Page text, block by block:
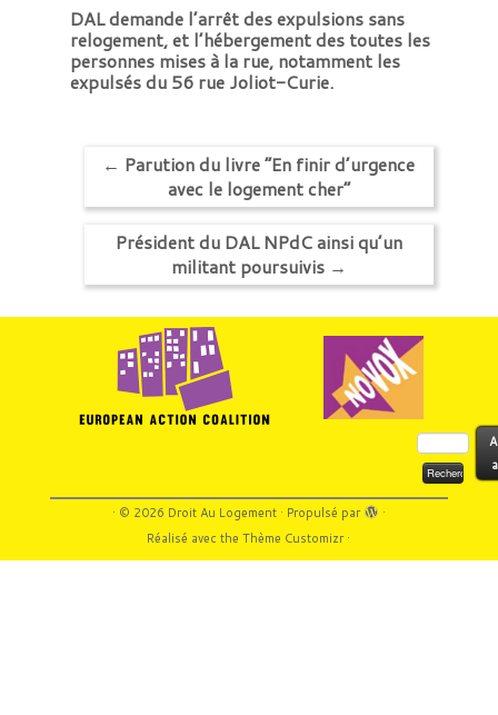
DAL demande l’arrêt des expulsions sans
relogement, et l’hébergement des toutes les
personnes mises à la rue, notamment les
expulsés du 56 rue Joliot-Curie.
← Parution du livre “En finir d’urgence
avec le logement cher”
Président du DAL NPdC ainsi qu’un
militant poursuivis →
Rechercher :
· © 2026 Droit Au Logement· Propulsé par
·
Réalisé avec theThème Customizr·